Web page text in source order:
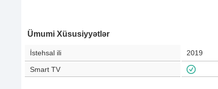
Ümumi Xüsusiyyətlər
İstehsal ili 2019
Smart TV